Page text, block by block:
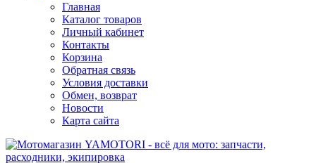
Главная
Каталог товаров
Личный кабинет
Контакты
Корзина
Обратная связь
Условия доставки
Обмен, возврат
Новости
Карта сайта